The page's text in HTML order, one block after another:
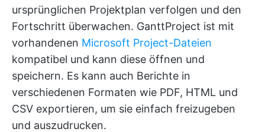
ursprünglichen Projektplan verfolgen und den
Fortschritt überwachen. GanttProject ist mit
vorhandenen Microsoft Project-Dateien
kompatibel und kann diese öffnen und
speichern. Es kann auch Berichte in
verschiedenen Formaten wie PDF, HTML und
CSV exportieren, um sie einfach freizugeben
und auszudrucken.